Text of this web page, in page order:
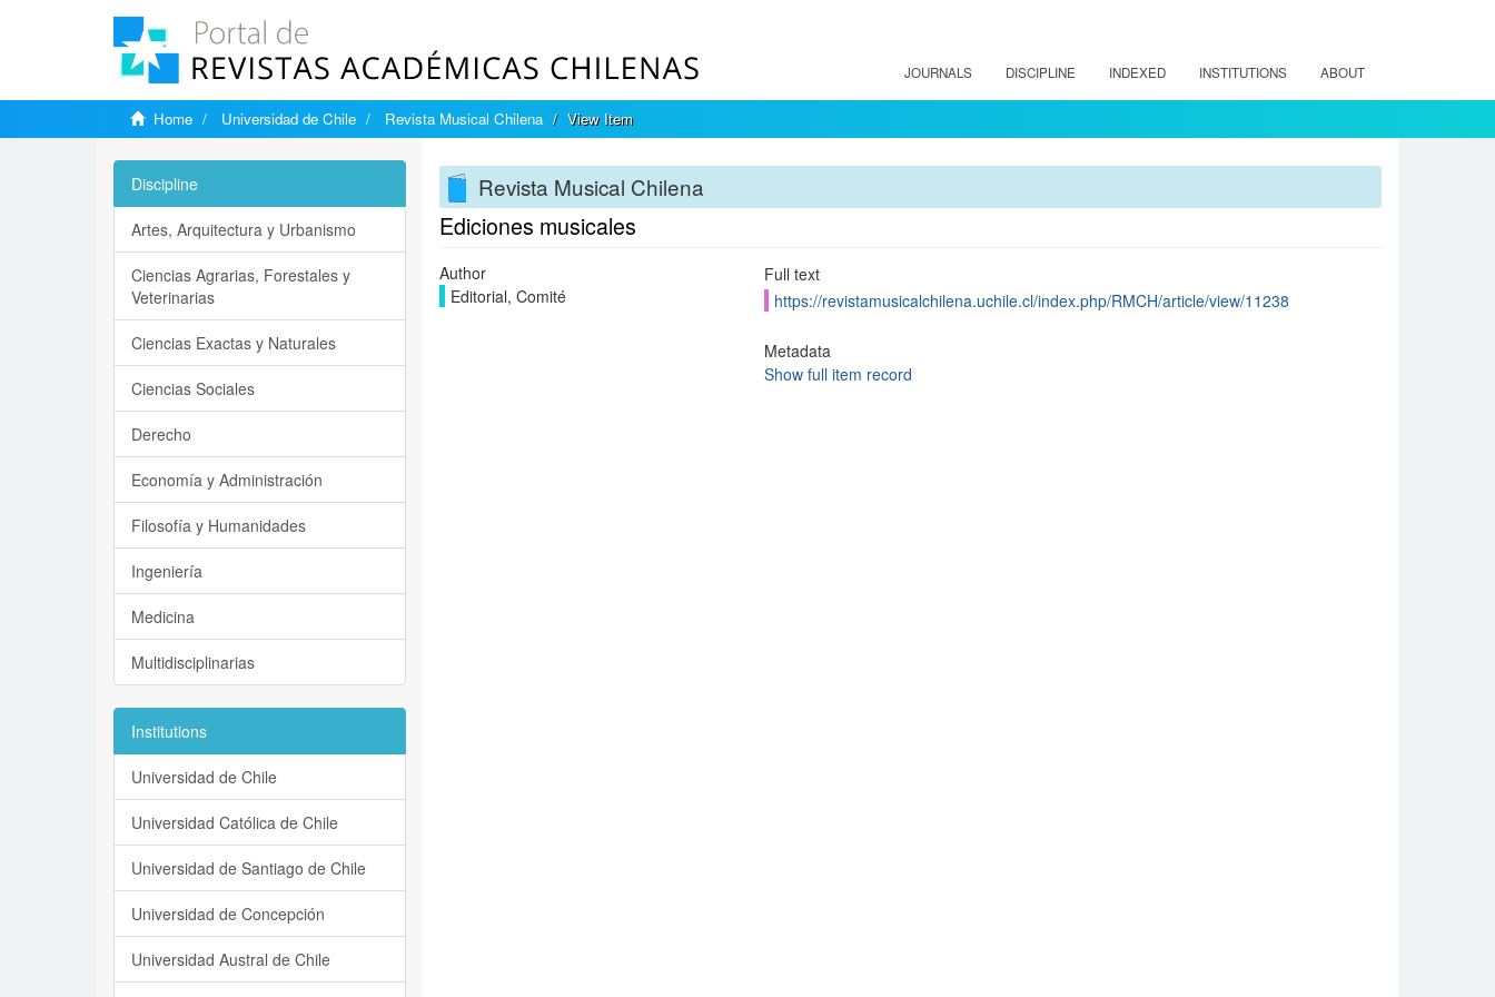
JOURNALS DISCIPLINE INDEXED INSTITUTIONS ABOUT
Home Universidad de Chile Revista Musical Chilena View Item
Revista Musical Chilena
Ediciones musicales
Author
Editorial, Comité
Full text
https://revistamusicalchilena.uchile.cl/index.php/RMCH/article/view/11238
Metadata
Show full item record
Discipline
Artes, Arquitectura y Urbanismo
Ciencias Agrarias, Forestales y
Veterinarias
Ciencias Exactas y Naturales
Ciencias Sociales
Derecho
Economía y Administración
Filosofía y Humanidades
Ingeniería
Medicina
Multidisciplinarias
Institutions
Universidad de Chile
Universidad Católica de Chile
Universidad de Santiago de Chile
Universidad de Concepción
Universidad Austral de Chile